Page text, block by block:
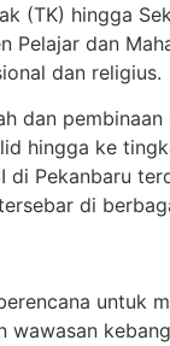
(TK) hingga
Pelajar dan
dan religius.
dan
hingga ke
Pekanbaru
di
untuk